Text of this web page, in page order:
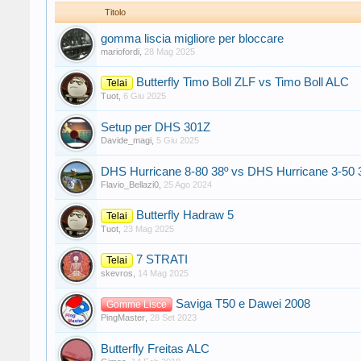
Titolo
gomma liscia migliore per bloccare
mariofordi 28 Mag 2025
Telai Butterfly Timo Boll ZLF vs Timo Boll ALC
Tuot 6 Giu 2025
Setup per DHS 301Z
Davide_magi 5 Giu 2025
DHS Hurricane 8-80 38º vs DHS Hurricane 3-50
Flavio_Bellazi0 25 Ago 2024
Telai Butterfly Hadraw 5
Tuot 23 Mag 2025
Telai 7 STRATI
skevros 14 Mag 2025
Gomme Lisce Saviga T50 e Dawei 2008
PingMaster 28 Set 2023
Butterfly Freitas ALC